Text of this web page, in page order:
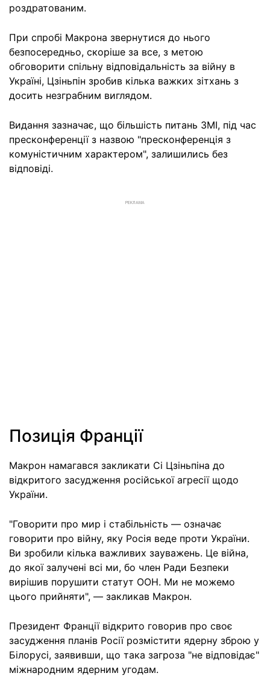
роздратованим.
При спробі Макрона звернутися до нього
безпосередньо, скоріше за все, з метою
обговорити спільну відповідальність за війну в
Україні, Цзіньпін зробив кілька важких зітхань з
досить незграбним виглядом.
Видання зазначає, що більшість питань ЗМІ, під час
пресконференції з назвою "пресконференція з
комуністичним характером", залишились без
відповіді.
РЕКЛАМА
Позиція Франції
Макрон намагався закликати Сі Цзіньпіна до
відкритого засудження російської агресії щодо
України.
"Говорити про мир і стабільність — означає
говорити про війну, яку Росія веде проти України.
Ви зробили кілька важливих зауважень. Це війна,
до якої залучені всі ми, бо член Ради Безпеки
вирішив порушити статут ООН. Ми не можемо
цього прийняти", — закликав Макрон.
Президент Франції відкрито говорив про своє
засудження планів Росії розмістити ядерну зброю у
Білорусі, заявивши, що така загроза "не відповідає"
міжнародним ядерним угодам.